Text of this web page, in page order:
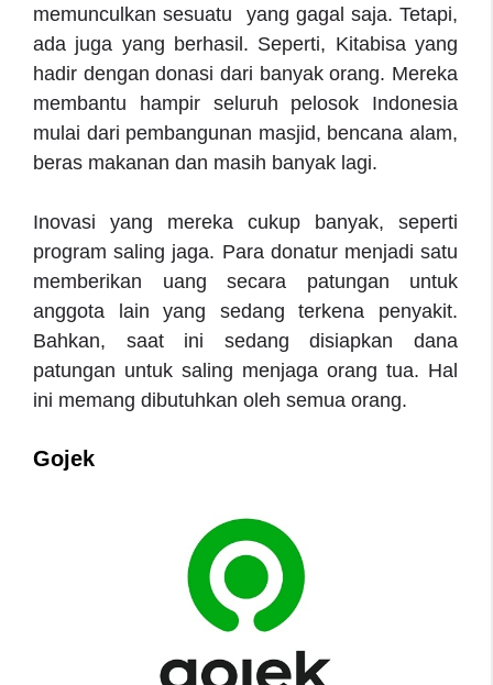
memunculkan sesuatu yang gagal saja. Tetapi,
ada juga yang berhasil. Seperti, Kitabisa yang
hadir dengan donasi dari banyak orang. Mereka
membantu hampir seluruh pelosok Indonesia
mulai dari pembangunan masjid, bencana alam,
beras makanan dan masih banyak lagi.
Inovasi yang mereka cukup banyak, seperti
program saling jaga. Para donatur menjadi satu
memberikan uang secara patungan untuk
anggota lain yang sedang terkena penyakit.
Bahkan, saat ini sedang disiapkan dana
patungan untuk saling menjaga orang tua. Hal
ini memang dibutuhkan oleh semua orang.
Gojek